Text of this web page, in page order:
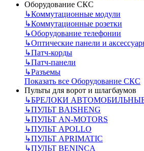
Оборудование СКС
↳Коммутационные модули
↳Коммутационные розетки
↳Оборудование телефонии
↳Оптические панели и
↳Патч-корды
↳Патч-панели
↳Разъемы
Показать все Оборудование СКС
Пульты для ворот и шлагбаумов
↳БРЕЛОКИ
↳ПУЛЬТ BAISHENG
↳ПУЛЬТ AN-MOTORS
↳ПУЛЬТ APOLLO
↳ПУЛЬТ APRIMATIC
↳ПУЛЬТ BENINCA